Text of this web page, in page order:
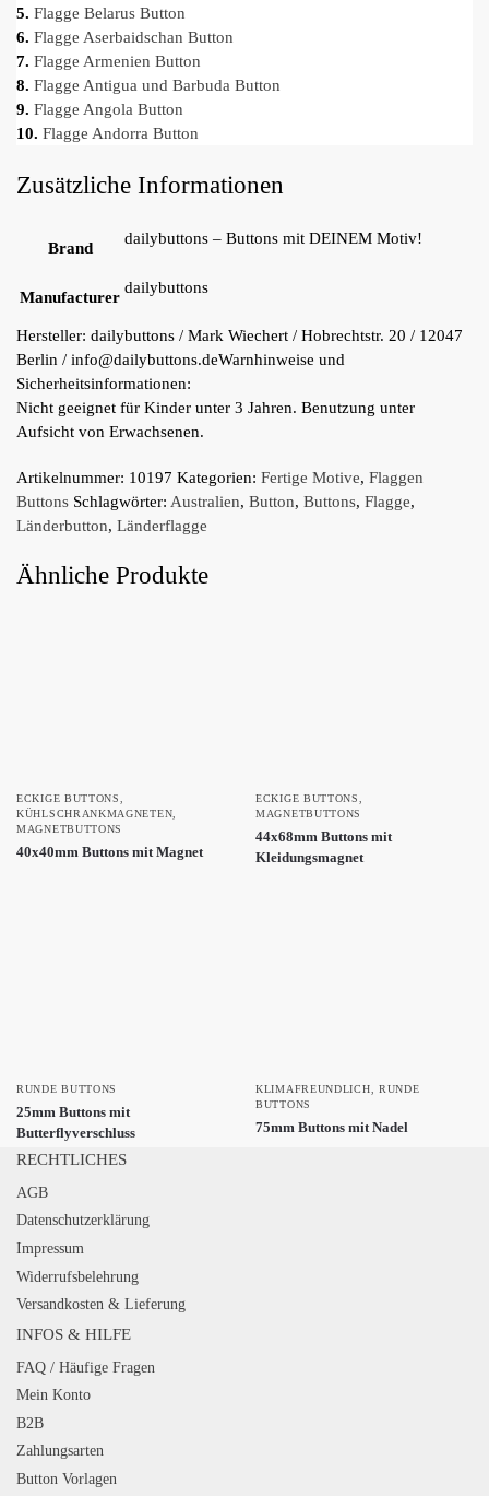
5. Flagge Belarus Button
6. Flagge Aserbaidschan Button
7. Flagge Armenien Button
8. Flagge Antigua und Barbuda Button
9. Flagge Angola Button
10. Flagge Andorra Button
Zusätzliche Informationen
Brand
dailybuttons – Buttons mit DEINEM Motiv!
Manufacturer
dailybuttons
Hersteller: dailybuttons / Mark Wiechert / Hobrechtstr. 20 / 12047
Berlin / info@dailybuttons.deWarnhinweise und
Sicherheitsinformationen:
Nicht geeignet für Kinder unter 3 Jahren. Benutzung unter
Aufsicht von Erwachsenen.
Artikelnummer: 10197 Kategorien: Fertige Motive, Flaggen
Buttons Schlagwörter: Australien, Button, Buttons, Flagge,
Länderbutton, Länderflagge
Ähnliche Produkte
ECKIGE BUTTONS
KÜHLSCHRANKMAGNETEN
MAGNETBUTTONS
40x40mm Buttons mit Magnet
ECKIGE BUTTONS
MAGNETBUTTONS
44x68mm Buttons mit
Kleidungsmagnet
RUNDE BUTTONS
25mm Buttons mit
Butterflyverschluss
KLIMAFREUNDLICH
RUNDE
BUTTONS
75mm Buttons mit Nadel
RECHTLICHES
AGB
Datenschutzerklärung
Impressum
Widerrufsbelehrung
Versandkosten & Lieferung
INFOS & HILFE
FAQ / Häufige Fragen
Mein Konto
B2B
Zahlungsarten
Button Vorlagen